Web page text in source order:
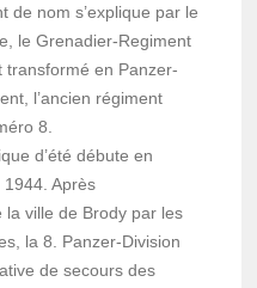
de nom s’explique par le
le Grenadier-Regiment
transformé en Panzer-
l’ancien régiment
8.
d’été débute en
Après
la ville de Brody par les
la 8. Panzer-Division
de secours des